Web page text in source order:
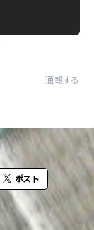
通報する
ポスト